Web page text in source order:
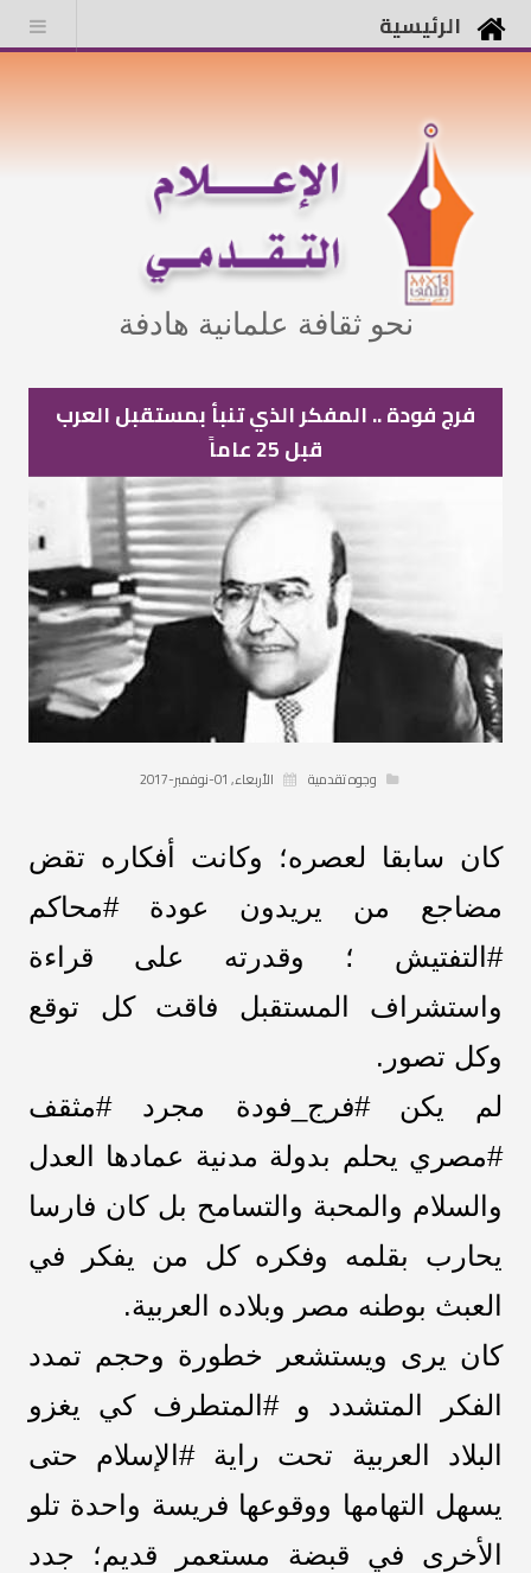
الرئيسية
نحو ثقافة علمانية هادفة
فرج فودة .. المفكر الذي تنبأ بمستقبل العرب
قبل 25 عاماً
وجوه تقدمية الأربعاء, 01-نوفمبر-2017
كان سابقا لعصره؛ وكانت أفكاره تقض
مضاجع من يريدون عودة #محاكم
#التفتيش ؛ وقدرته على قراءة
واستشراف المستقبل فاقت كل توقع
وكل تصور.
لم يكن #فرج_فودة مجرد #مثقف
#مصري يحلم بدولة مدنية عمادها العدل
والسلام والمحبة والتسامح بل كان فارسا
يحارب بقلمه وفكره كل من يفكر في
العبث بوطنه مصر وبلاده العربية.
كان يرى ويستشعر خطورة وحجم تمدد
الفكر المتشدد و #المتطرف كي يغزو
البلاد العربية تحت راية #الإسلام حتى
يسهل التهامها ووقوعها فريسة واحدة تلو
الأخرى في قبضة مستعمر قديم؛ جدد